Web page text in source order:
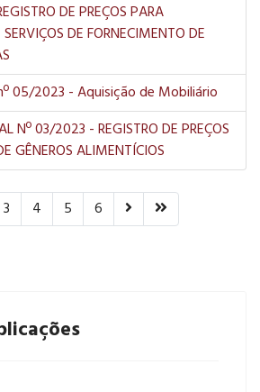
DE PREÇOS PARA
DE FORNECIMENTO DE
05/2023 - Aquisição de Mobiliário
Nº 03/2023 - REGISTRO DE PREÇOS
GÊNEROS ALIMENTÍCIOS
3 4 5 6